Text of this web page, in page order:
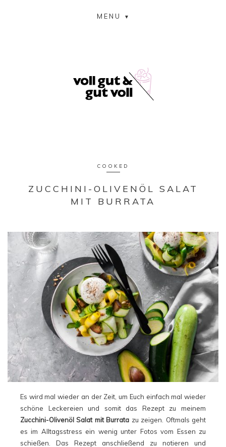
MENU
COOKED
ZUCCHINI-OLIVENÖL SALAT
MIT BURRATA
Es wird mal wieder an der Zeit, um Euch einfach mal wieder
schöne Leckereien und somit das Rezept zu meinem
Zucchini-Olivenöl Salat mit Burrata zu zeigen. Oftmals geht
es im Alltagsstress ein wenig unter Fotos vom Essen zu
schießen. Das Rezept anschließend zu notieren und